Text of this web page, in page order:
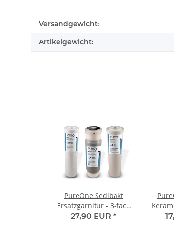
Versandgewicht:
Artikelgewicht:
PureOne Sedibakt
Ersatzgarnitur - 3-fach
Set | Sediment,
27,90 EUR *